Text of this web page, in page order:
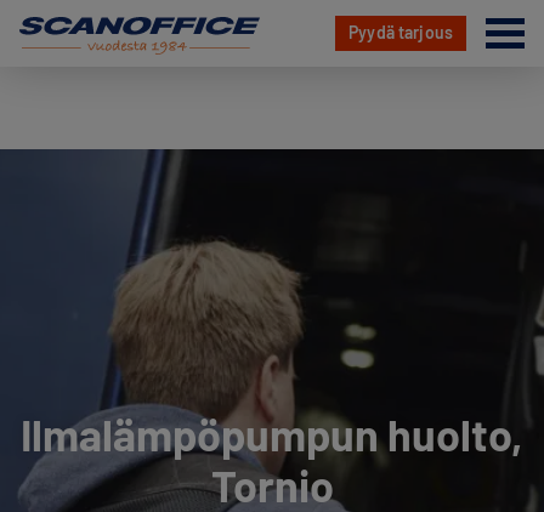
Pyydä tarjous
Ilmalämpöpumpun huolto,
Tornio